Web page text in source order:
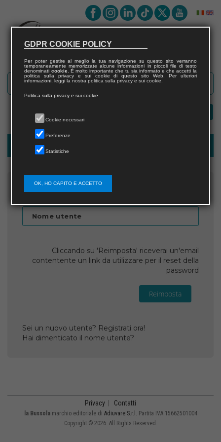
Recupera password
Inserisci il nome utente
Nome utente
Cliccando su 'Reimposta' riceverai un'email
contentente un link da utilizzare per il reset della
password
Reimposta
Sei un nuovo utente? Registrati ora!
Hai dimenticato il nome utente?
Privacy Contatti
la Bussolamarchio editoriale di Adiuvare S.r.l. Partita IVA 15662501004
Copyright © 2026. All Rights Reserved.
GDPR COOKIE POLICY
Per poter gestire al meglio la tua navigazione su questo sito verranno
temporaneamente memorizzate alcune informazioni in piccoli file di testo
denominati cookie. È molto importante che tu sia informato e che accetti la
politica sulla privacy e sui cookie di questo sito Web. Per ulteriori
informazioni, leggi la nostra politica sulla privacy e sui cookie.
Politica sulla privacy e sui cookie
Cookie necessari
Preferenze
Statistiche
OK, HO CAPITO E ACCETTO